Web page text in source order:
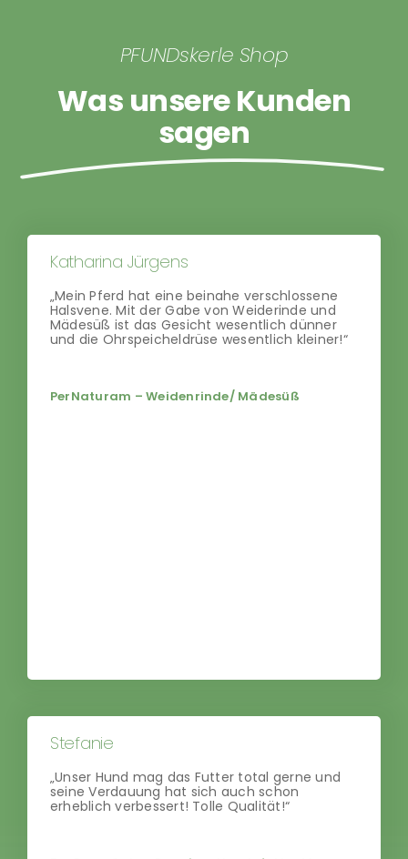
PFUNDskerle Shop
Was unsere Kunden
sagen
Katharina Jürgens
„Mein Pferd hat eine beinahe verschlossene
Halsvene. Mit der Gabe von Weiderinde und
Stefanie
„Unser Hund mag das Futter total gerne und